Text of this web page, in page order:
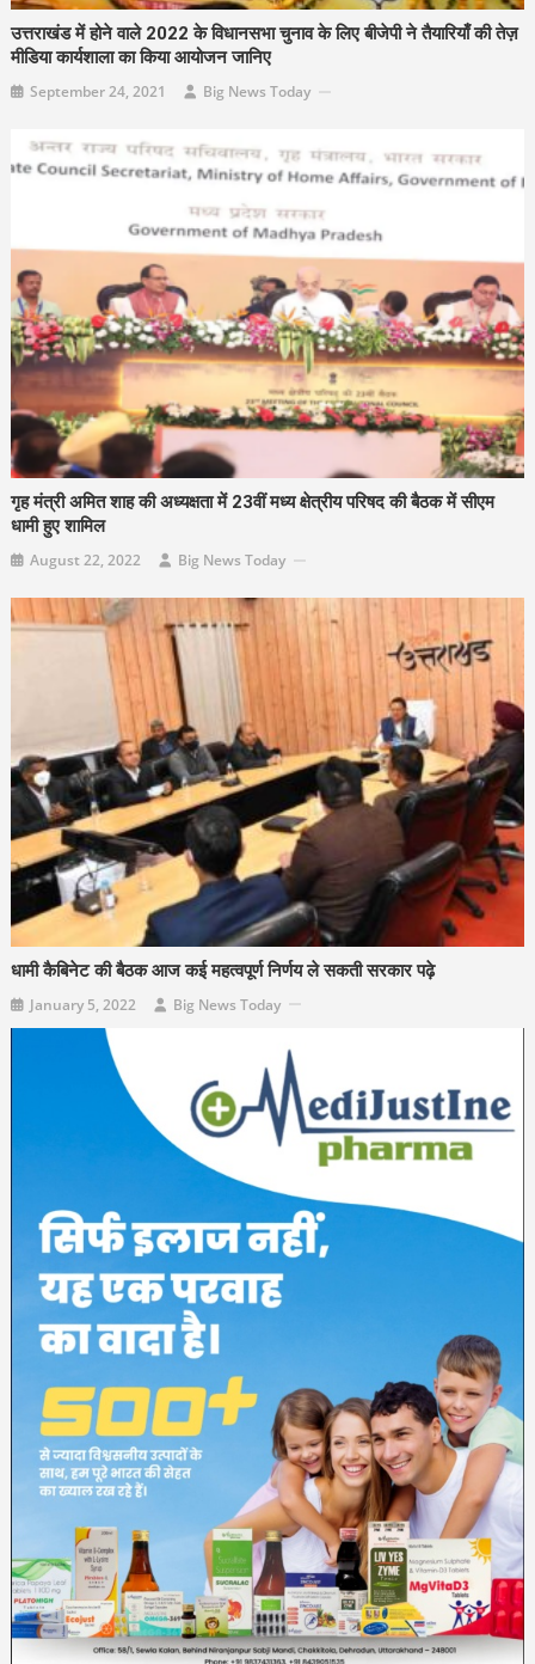
उत्तराखंड में होने वाले 2022 के विधानसभा चुनाव के लिए बीजेपी ने तैयारियाँ की तेज़
मीडिया कार्यशाला का किया आयोजन जानिए
September 24, 2021 Big News Today
गृह मंत्री अमित शाह की अध्यक्षता में 23वीं मध्य क्षेत्रीय परिषद की बैठक में सीएम
धामी हुए शामिल
August 22, 2022 Big News Today
धामी कैबिनेट की बैठक आज कई महत्वपूर्ण निर्णय ले सकती सरकार पढ़े
January 5, 2022 Big News Today